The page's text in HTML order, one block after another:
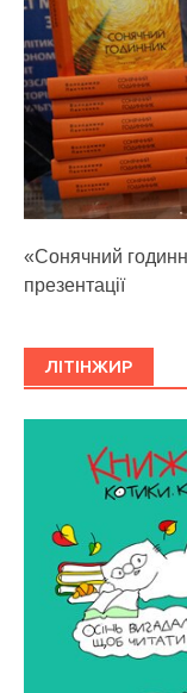
«Сонячний
презентації
ЛІТІНЖИР